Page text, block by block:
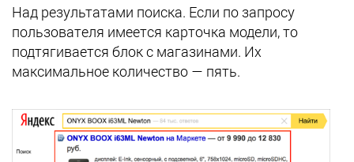
Над результатами поиска. Если по запросу
пользователя имеется карточка модели, то
подтягивается блок с магазинами. Их
максимальное количество — пять.